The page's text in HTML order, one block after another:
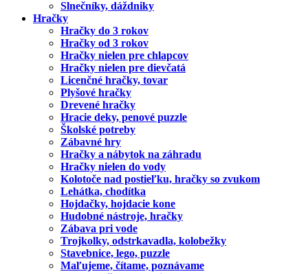
Slnečníky, dáždniky
Hračky
Hračky do 3 rokov
Hračky od 3 rokov
Hračky nielen pre chlapcov
Hračky nielen pre dievčatá
Licenčné hračky, tovar
Plyšové hračky
Drevené hračky
Hracie deky, penové puzzle
Školské potreby
Zábavné hry
Hračky a nábytok na záhradu
Hračky nielen do vody
Kolotoče nad postieľku, hračky so zvukom
Lehátka, chodítka
Hojdačky, hojdacie kone
Hudobné nástroje, hračky
Zábava pri vode
Trojkolky, odstrkavadla, kolobežky
Stavebnice, lego, puzzle
Maľujeme, čítame, poznávame